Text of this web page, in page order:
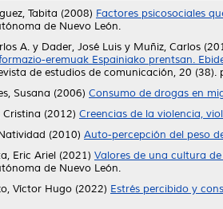
Tabita (2008) Factores psicosociales
de Nuevo León.
A. y Dader, José Luis y Muñiz, Carlos
eremuak Espainiako prentsan.
de estudios de comunicación, 20 (38).
Susana (2006) Consumo de drogas en
Cristina (2012) Creencias de la violencia,
(2010) Auto-percepción del peso
Eric Ariel (2021) Valores de una cultura
de Nuevo León.
Víctor Hugo (2022) Estrés percibido y